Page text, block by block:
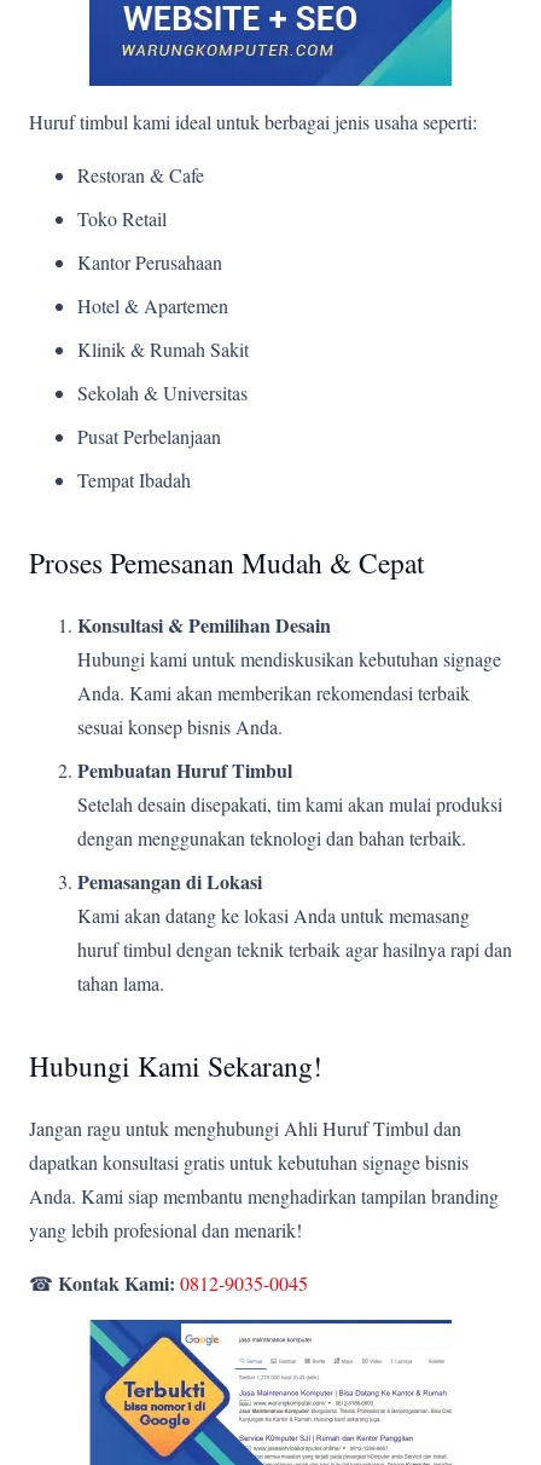
Huruf timbul kami ideal untuk berbagai jenis usaha seperti:
Restoran & Cafe
Toko Retail
Kantor Perusahaan
Hotel & Apartemen
Klinik & Rumah Sakit
Sekolah & Universitas
Pusat Perbelanjaan
Tempat Ibadah
Proses Pemesanan Mudah & Cepat
Konsultasi & Pemilihan Desain
Hubungi kami untuk mendiskusikan kebutuhan signage
Anda. Kami akan memberikan rekomendasi terbaik
sesuai konsep bisnis Anda.
Pembuatan Huruf Timbul
Setelah desain disepakati, tim kami akan mulai produksi
dengan menggunakan teknologi dan bahan terbaik.
Pemasangan di Lokasi
Kami akan datang ke lokasi Anda untuk memasang
huruf timbul dengan teknik terbaik agar hasilnya rapi dan
tahan lama.
Hubungi Kami Sekarang!
Jangan ragu untuk menghubungi Ahli Huruf Timbul dan
dapatkan konsultasi gratis untuk kebutuhan signage bisnis
Anda. Kami siap membantu menghadirkan tampilan branding
yang lebih profesional dan menarik!
☎ Kontak Kami: 0812-9035-0045